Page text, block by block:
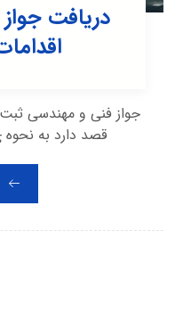
دریافت
جواز فنی و مهندسی
قصد دارد به